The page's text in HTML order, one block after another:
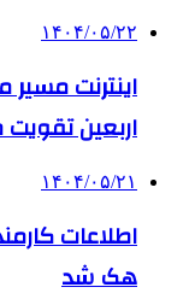
۱۴۰۴/۰۵/۲۲
اینترنت مسیر
اربعین
۱۴۰۴/۰۵/۲۱
اطلاعات
هک شد